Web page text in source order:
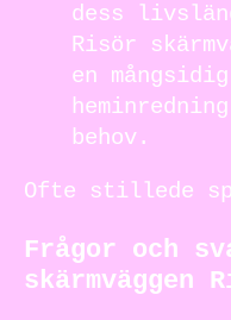
dess
Risör
en
behov.
Ofte stillede
Frågor och
skärmväggen